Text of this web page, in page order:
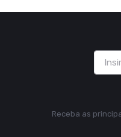
Receba as